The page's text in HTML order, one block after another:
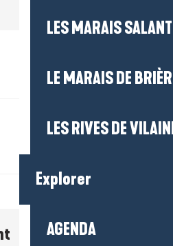
LES MARAIS
LE MARAIS DE
LES RIVES DE
Explorer
AGENDA